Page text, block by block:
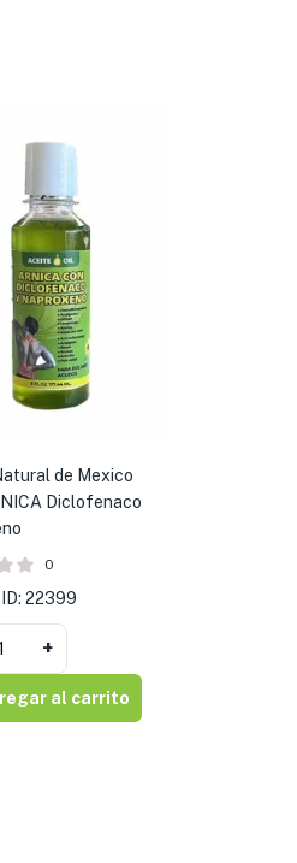
de Mexico
Diclofenaco
0
ID: 22399
+
al carrito